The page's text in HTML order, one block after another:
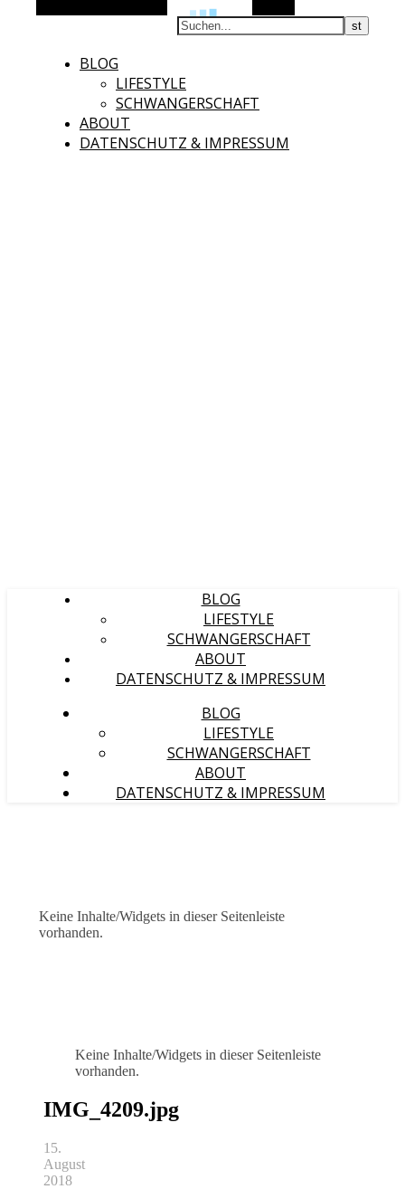
BLOG
LIFESTYLE
SCHWANGERSCHAFT
ABOUT
DATENSCHUTZ & IMPRESSUM
BLOG
LIFESTYLE
SCHWANGERSCHAFT
ABOUT
DATENSCHUTZ & IMPRESSUM
BLOG
LIFESTYLE
SCHWANGERSCHAFT
ABOUT
DATENSCHUTZ & IMPRESSUM
Keine Inhalte/Widgets in dieser Seitenleiste
vorhanden.
Keine Inhalte/Widgets in dieser Seitenleiste
vorhanden.
IMG_4209.jpg
15.
August
2018